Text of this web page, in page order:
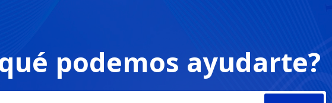
podemos ayudarte?